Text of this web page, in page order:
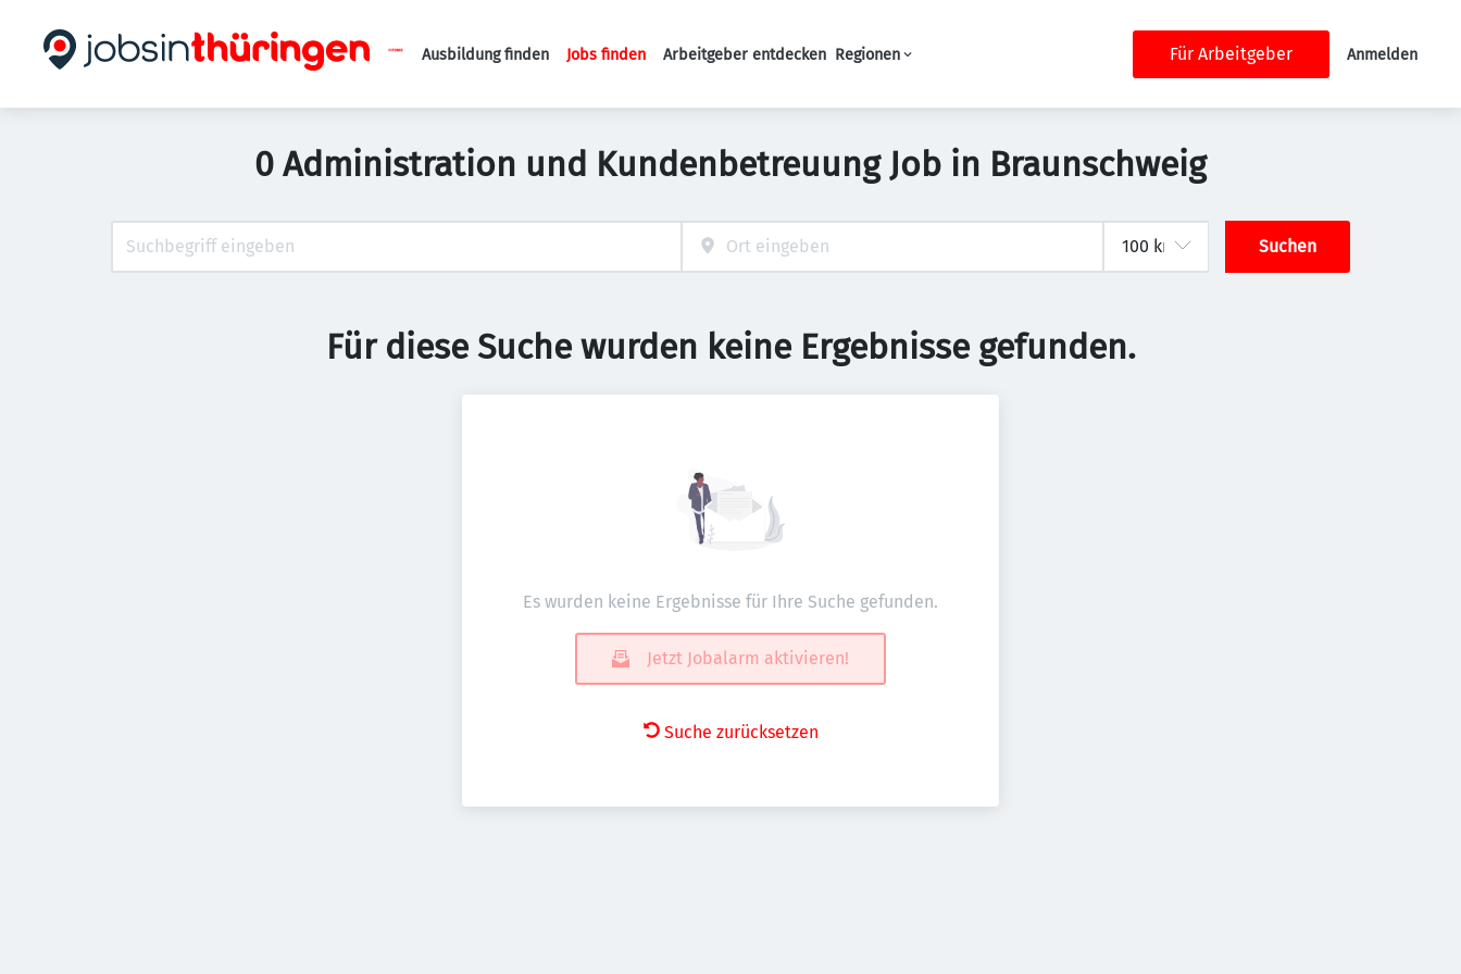
Haupt-Navigation
Ausbildung finden Jobs finden Arbeitgeber entdecken Regionen Für Arbeitgeber Anmelden
0 Administration und Kundenbetreuung Job in Braunschweig
Suchen
Für diese Suche wurden keine Ergebnisse gefunden.
Es wurden keine Ergebnisse für Ihre Suche gefunden.
Jetzt Jobalarm aktivieren!
Suche zurücksetzen